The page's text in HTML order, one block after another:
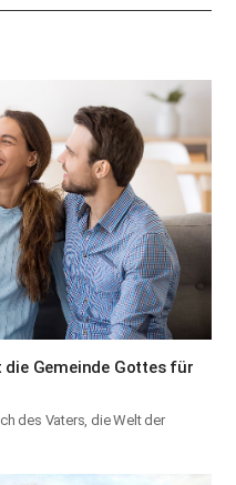
Gemeinde Gottes für
des Vaters, die Welt der